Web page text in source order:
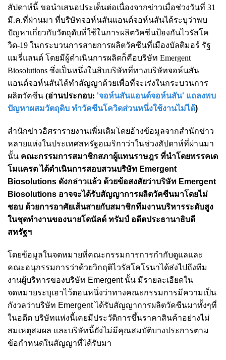
สัปดาห์นี้ ขอนำเสนอประเด็นต่อเนื่องจากข่าวเมื่อช่วงวันที่ 31
มี.ค.ที่ผ่านมา ที่บริษัทจอห์นสันแอนด์จอห์นสันได้ระบุว่าพบ
ปัญหาเกี่ยวกับวัตถุดับที่ใช้ในการผลิตวัคซีนป้องกันไวรัสโค
วิด-19 ในกระบวนการสายการผลิตวัคซีนที่เมืองบัลติมอร์ รัฐ
แมรี่แลนด์ โดยมีผู้ดำเนินการผลิตก็คือบริษัท Emergent
Biosolutions ซึ่งเป็นหนึ่งในสิบบริษัทที่ทางบริษัทจอห์นสัน
แอนด์จอห์นสันได้ทำสัญญาด้วยเพื่อที่จะเร่งในกระบวนการ
ผลิตวัคซีน (อ่านประกอบ: 'จอห์นสันแอนด์จอห์นสัน' แถลงพบ
ปัญหาผสมวัตถุดิบ ทำวัคซีนโควิดส่วนหนึ่งใช้งานไม่ได้)
สำนักข่าวอิศรารายงานเพิ่มเติมโดยอ้างข้อมูลจากสำนักข่าว
หลายแห่งในประเทศสหรัฐอเมริกาว่าในช่วงสัปดาห์ที่ผ่านมา
นั้น คณะกรรมการสมาชิกสภาผู้แทนราษฎร ที่นำโดยพรรคเด
โมแครต ได้ดำเนินการสอบสวนบริษัท Emergent
Biosolutions ดังกล่าวแล้ว ด้วยข้อสงสัยว่าบริษัท Emergent
Biosolutions อาจจะได้รับสัญญาการผลิตวัคซีนมาโดยไม่
ชอบ ด้วยการอาศัยเส้นสายกับสมาชิกทีมงานบริหารระดับสูง
ในชุดทำงานของนายโดนัลด์ ทรัมป์ อดีตประธานาธิบดี
สหรัฐฯ
โดยข้อมูลในจดหมายที่คณะกรรมการการกำกับดูแลและ
คณะอนุกรรมการว่าด้วยวิกฤติไวรัสโคโรนาได้ส่งไปถึงทีม
งานผู้บริหารของบริษัท Emergent นั้น มีรายละเอียดใน
จดหมายระบุเอาไว้ตอนหนึ่งว่าทางคณะกรรมการมีความเป็น
กังวลว่าบริษัท Emergent ได้รับสัญญาการผลิตวัคซีนมาทั้งๆที่
ในอดีต บริษัทแห่งนี้เคยมีประวัติการขึ้นราคาสินค้าอย่างไม่
สมเหตุสมผล และบริษัทนี้ยังไม่มีคุณสมบัติบางประการตาม
ข้อกำหนดในสัญญาที่ได้รับมา